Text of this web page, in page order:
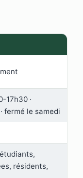
17h30 ·
fermé le samedi
résidents,